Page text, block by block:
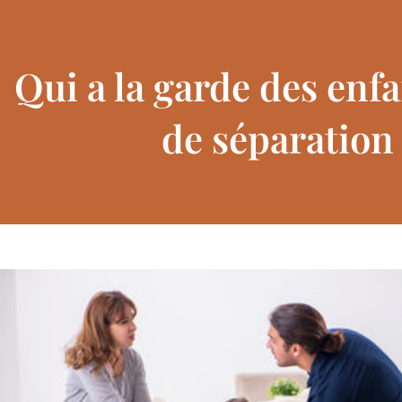
Qui a la garde des
de séparation